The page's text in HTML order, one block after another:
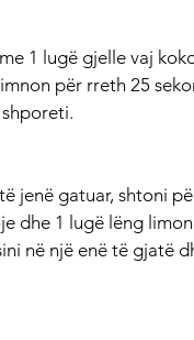
1 lugë gjelle vaj
për rreth 25
jenë gatuar, shtoni
dhe 1 lugë lëng
në një enë të gjatë